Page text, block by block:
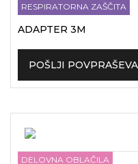
RESPIRATORNA ZAŠČITA
ADAPTER 3M
POŠLJI
DELOVNA OBLAČILA